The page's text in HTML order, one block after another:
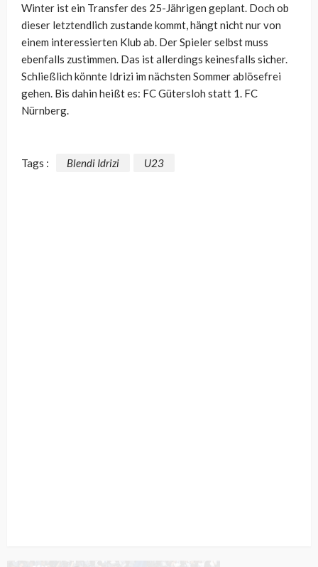
Winter ist ein Transfer des 25-Jährigen geplant. Doch ob
dieser letztendlich zustande kommt, hängt nicht nur von
einem interessierten Klub ab. Der Spieler selbst muss
ebenfalls zustimmen. Das ist allerdings keinesfalls sicher.
Schließlich könnte Idrizi im nächsten Sommer ablösefrei
gehen. Bis dahin heißt es: FC Gütersloh statt 1. FC
Nürnberg.
Tags : Blendi Idrizi U23